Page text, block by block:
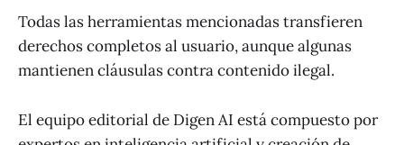
Todas las herramientas mencionadas transfieren
derechos completos al usuario, aunque algunas
mantienen cláusulas contra contenido ilegal.
El equipo editorial de Digen AI está compuesto por